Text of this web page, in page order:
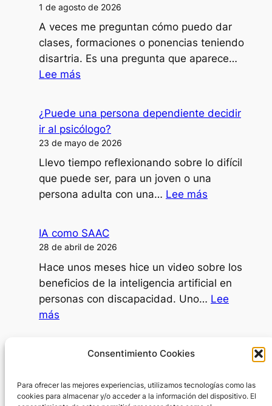
Consentimiento Cookies
Para ofrecer las mejores experiencias, utilizamos tecnologías como las
cookies para almacenar y/o acceder a la información del dispositivo. El
1 de agosto de 2026
A veces me preguntan cómo puedo dar
clases, formaciones o ponencias teniendo
disartria. Es una pregunta que aparece…
Lee más
clases,
formaciones
ponencias
con
mi
¿Puede una persona dependiente decidir
ir al psicólogo?
23 de mayo de 2026
Llevo tiempo reflexionando sobre lo difícil
que puede ser, para un joven o una
persona adulta con una… Lee más
decidir
ir
al
IA como SAAC
28 de abril de 2026
Hace unos meses hice un video sobre los
beneficios de la inteligencia artificial en
personas con discapacidad. Uno… Lee
más
Día Internacional de la Mujer
En el Día Internacional de la Mujer surge
una pregunta inevitable: ¿por dónde